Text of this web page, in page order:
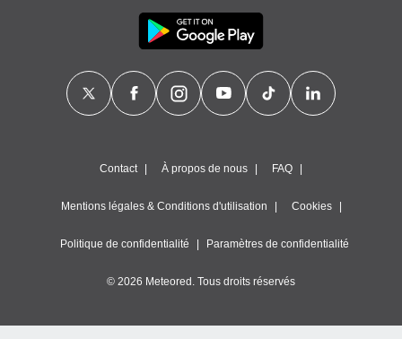
Contact À propos de nous FAQ
Mentions légales & Conditions d'utilisation Cookies
Politique de confidentialité Paramètres de confidentialité
© 2026 Meteored. Tous droits réservés